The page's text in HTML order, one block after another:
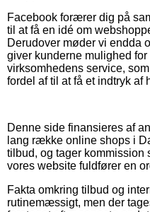
Facebook forærer dig på
til at få en idé om
Derudover møder vi endda
giver kunderne mulighed
virksomhedens service,
fordel af til at få et indtryk af
Denne side finansieres af
lang række online shops i
tilbud, og tager kommission
vores website fuldfører en
Fakta omkring tilbud og
rutinemæssigt, men der